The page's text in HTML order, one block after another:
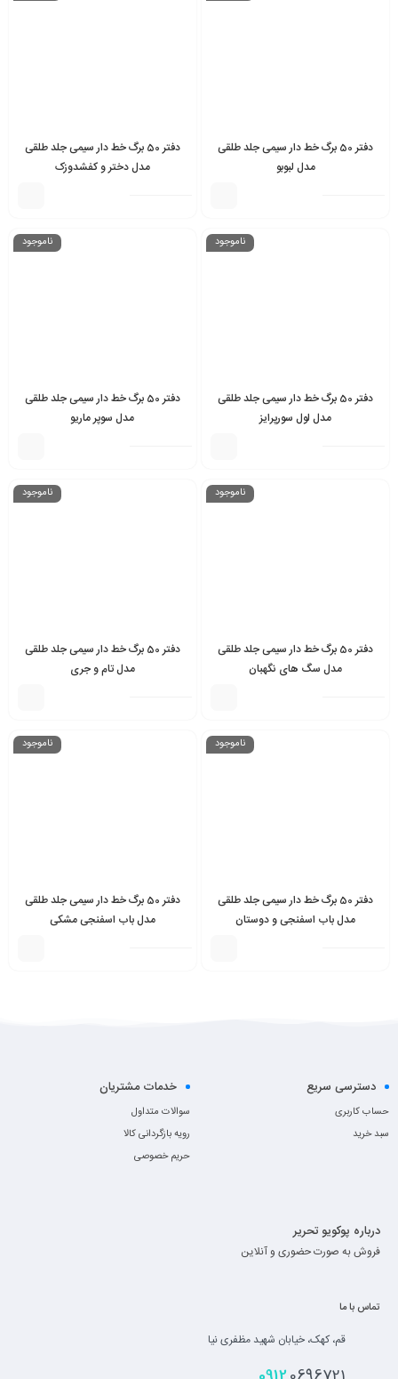
دفتر 50 برگ خط دار سیمی جلد طلقی
مدل لبوبو
دفتر 50 برگ خط دار سیمی جلد طلقی
مدل دختر و کفشدوزک
ناموجود
دفتر 50 برگ خط دار سیمی جلد طلقی
مدل لول سورپرایز
ناموجود
دفتر 50 برگ خط دار سیمی جلد طلقی
مدل سوپر ماریو
ناموجود
دفتر 50 برگ خط دار سیمی جلد طلقی
مدل سگ های نگهبان
ناموجود
دفتر 50 برگ خط دار سیمی جلد طلقی
مدل تام و جری
ناموجود
دفتر 50 برگ خط دار سیمی جلد طلقی
مدل باب اسفنجی و دوستان
ناموجود
دفتر 50 برگ خط دار سیمی جلد طلقی
مدل باب اسفنجی مشکی
دسترسی سریع
حساب کاربری
سبد خرید
خدمات مشتریان
سوالات متداول
رویه بازگردانی کالا
حریم خصوصی
درباره پوکویو تحریر
فروش به صورت حضوری و آنلاین
تماس با ما
قم، کهک، خیابان شهید مظفری نیا